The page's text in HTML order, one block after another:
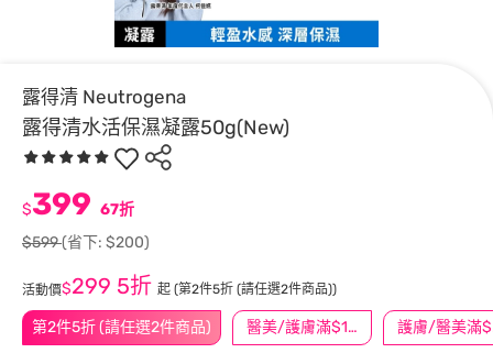
露得清 Neutrogena
露得清水活保濕凝露50g(New)
第2件5折 (請任選2件商品) 醫美/護膚滿$1200送$200
$399 67折
$599(省下: $200)
活動價$299 5折 起 (第2件5折 (請任選2件商品))